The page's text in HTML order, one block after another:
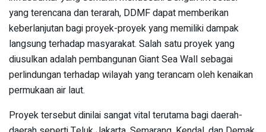
yang terencana dan terarah, DDMF dapat memberikan
keberlanjutan bagi proyek-proyek yang memiliki dampak
langsung terhadap masyarakat. Salah satu proyek yang
diusulkan adalah pembangunan Giant Sea Wall sebagai
perlindungan terhadap wilayah yang terancam oleh kenaikan
permukaan air laut.
Proyek tersebut dinilai sangat vital terutama bagi daerah-